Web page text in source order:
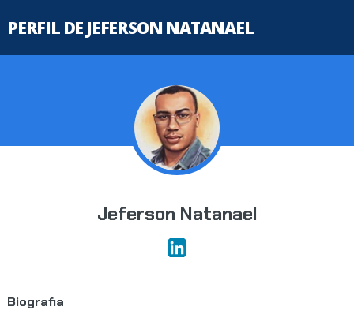
PERFIL DE JEFERSON NATANAEL
Jeferson Natanael
Biografia